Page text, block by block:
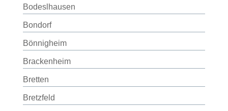
Bodeslhausen
Bondorf
Bönnigheim
Brackenheim
Bretten
Bretzfeld